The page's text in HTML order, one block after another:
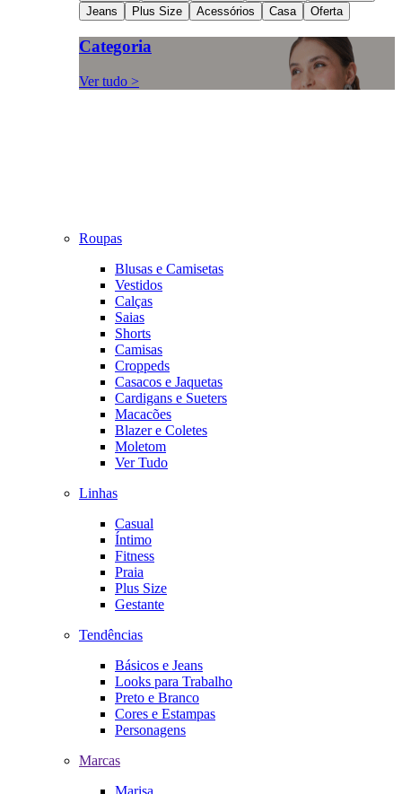
Jeans
Plus Size Acessórios Casa Oferta
Categoria
Ver tudo >
Roupas
Blusas e Camisetas
Vestidos
Calças
Saias
Shorts
Camisas
Croppeds
Casacos e Jaquetas
Cardigans e Sueters
Macacões
Blazer e Coletes
Moletom
Ver Tudo
Linhas
Casual
Íntimo
Fitness
Praia
Plus Size
Gestante
Tendências
Básicos e Jeans
Looks para Trabalho
Preto e Branco
Cores e Estampas
Personagens
Marcas